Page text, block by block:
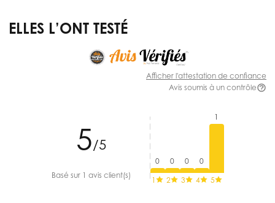
ELLES L’ONT TESTÉ
Afficher l'attestation de confiance
Avis soumis à un contrôle
5/5
Basé sur 1 avis client(s)
0
1
0
2
0
3
0
4
1
5